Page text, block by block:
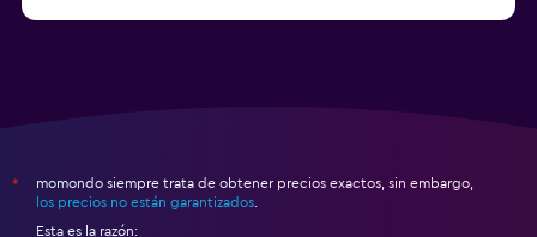
*
momondo siempre trata de obtener precios exactos, sin embargo,
los precios no están garantizados
Esta es la razón: